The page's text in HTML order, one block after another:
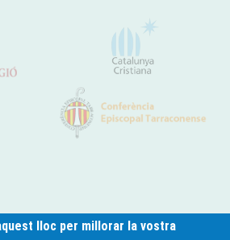
lloc per millorar la vostra